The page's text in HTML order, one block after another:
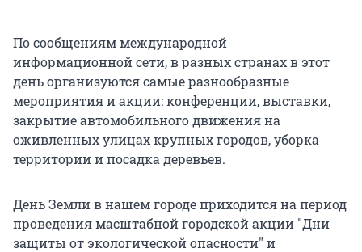
По сообщениям международной
информационной сети, в разных странах в этот
день организуются самые разнообразные
мероприятия и акции: конференции, выставки,
закрытие автомобильного движения на
оживленных улицах крупных городов, уборка
территории и посадка деревьев.
День Земли в нашем городе приходится на период
проведения масштабной городской акции "Дни
защиты от экологической опасности" и